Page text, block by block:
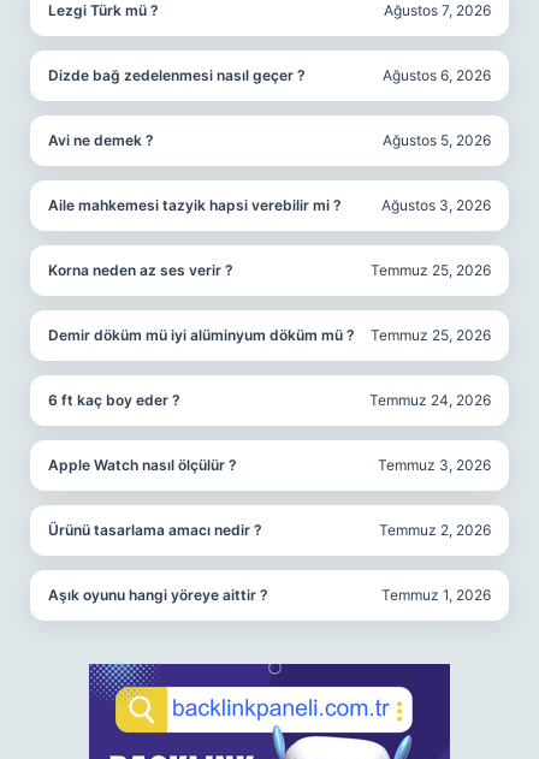
Lezgi Türk mü ? Ağustos 7, 2026
Dizde bağ zedelenmesi nasıl geçer ? Ağustos 6, 2026
Avi ne demek ? Ağustos 5, 2026
Aile mahkemesi tazyik hapsi verebilir mi ? Ağustos 3, 2026
Korna neden az ses verir ? Temmuz 25, 2026
Demir döküm mü iyi alüminyum döküm mü ? Temmuz 25, 2026
6 ft kaç boy eder ? Temmuz 24, 2026
Apple Watch nasıl ölçülür ? Temmuz 3, 2026
Ürünü tasarlama amacı nedir ? Temmuz 2, 2026
Aşık oyunu hangi yöreye aittir ? Temmuz 1, 2026